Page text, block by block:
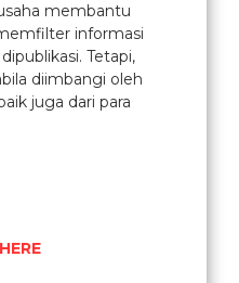
membantu
informasi
Tetapi,
diimbangi oleh
juga dari para